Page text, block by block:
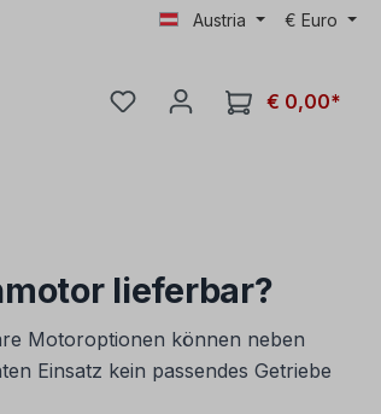
Austria € Euro
€ 0,00*
lieferbar?
Motoroptionen können neben
Einsatz kein passendes Getriebe